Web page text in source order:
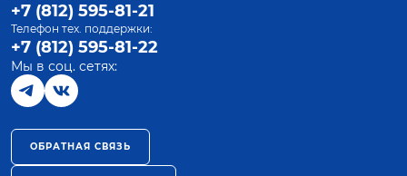
+7 (812) 595-81-21
Телефон тех. поддержки:
+7 (812) 595-81-22
Мы в соц. сетях:
ОБРАТНАЯ СВЯЗЬ